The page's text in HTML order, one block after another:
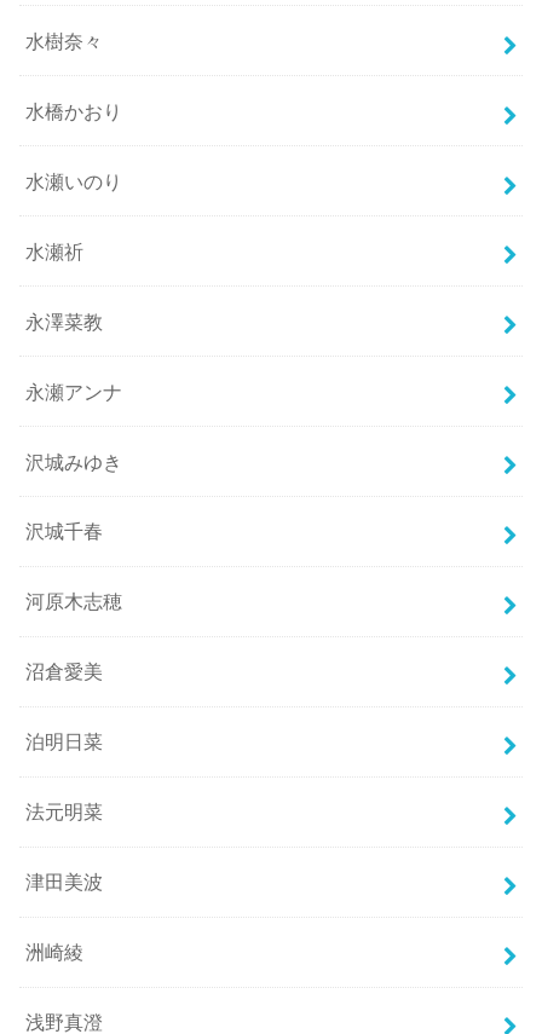
水樹奈々
水橋かおり
水瀬いのり
水瀬祈
永澤菜教
永瀬アンナ
沢城みゆき
沢城千春
河原木志穂
沼倉愛美
泊明日菜
法元明菜
津田美波
洲崎綾
浅野真澄